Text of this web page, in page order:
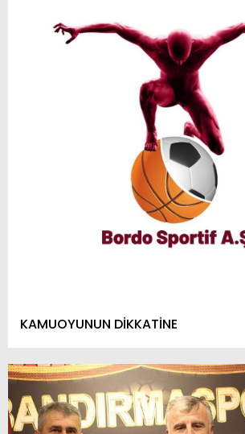
KAMUOYUNUN DİKKATİNE